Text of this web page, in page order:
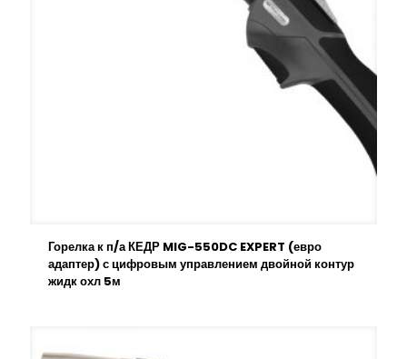
Горелка к п/а КЕДР MIG-550DC EXPERT (евро
адаптер) с цифровым управлением двойной контур
жидк охл 5м